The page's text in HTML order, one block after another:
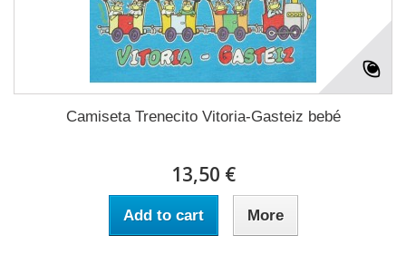
Camiseta Trenecito Vitoria-Gasteiz bebé
13,50 €
Add to cart More